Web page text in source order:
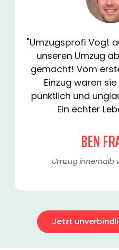
"Umzugsprofi Vogt
unseren Umzug
gemacht! Vom
Einzug waren
pünktlich und
Ein echter
BEN
Umzug innerhalb
Jetzt